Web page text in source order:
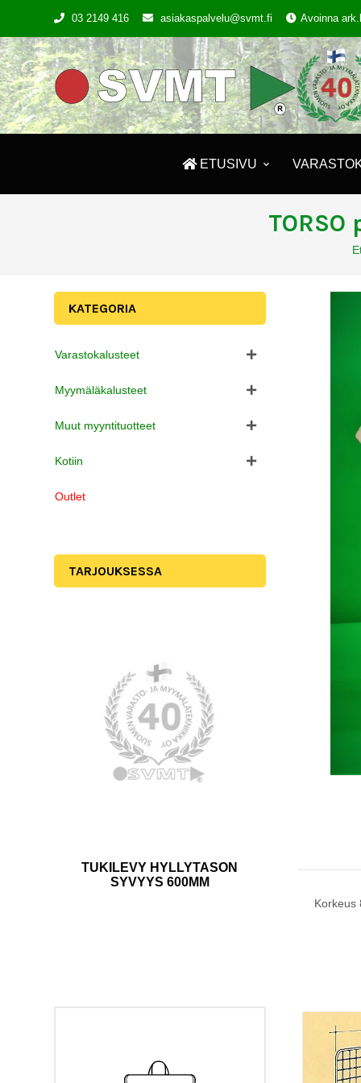
03 2149 416 asiakaspalvelu@svmt.fi Avoinna
ETUSIVU
KATEGORIA
Varastokalusteet
Myymäläkalusteet
Muut myyntituotteet
Kotiin
Outlet
TARJOUKSESSA
TUKILEVY HYLLYTASON
SYVYYS 600MM
Korkeus